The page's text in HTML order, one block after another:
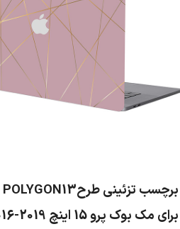
برای مک بوک پرو 15 اینچ 2019-2016